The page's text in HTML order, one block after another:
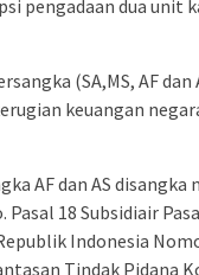
pengadaan dua unit
(SA,MS, AF dan
keuangan
AF dan AS
Pasal 18 Subsidiair
Indonesia
Tindak Pidana